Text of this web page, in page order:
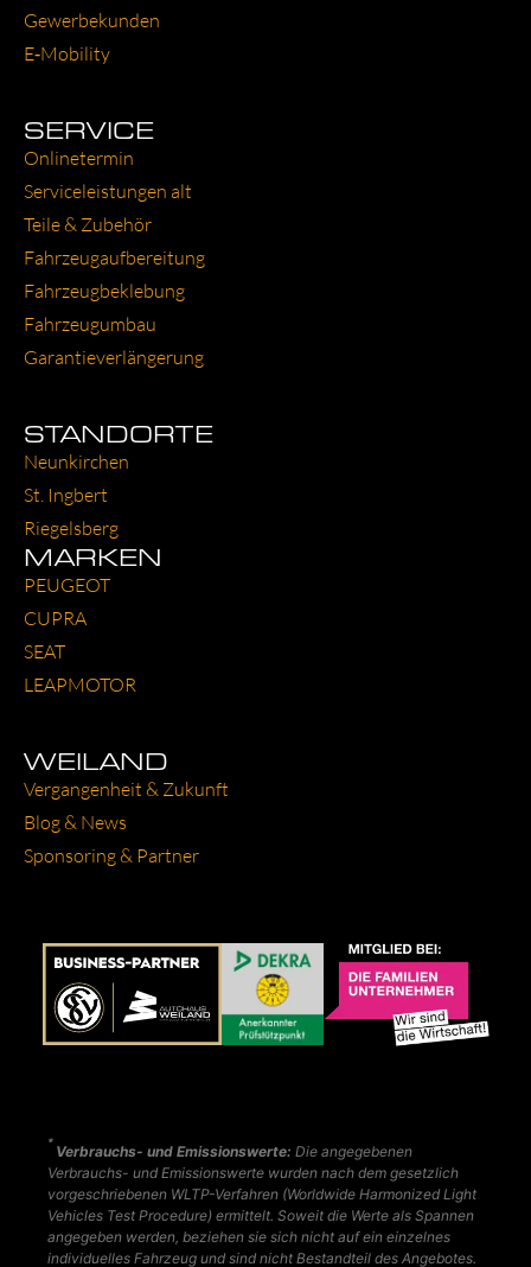
Gewer­be­kun­den
E‑Mobility
SERVICE
Online­ter­min
Ser­vice­leis­tun­gen alt
Tei­le & Zube­hör
Fahr­zeug­auf­be­rei­tung
Fahr­zeug­be­kle­bung
Fahr­zeug­um­bau
Garantie­verlängerung
STANDORTE
Neun­kir­chen
St. Ing­bert
Rie­gels­berg
MARKEN
PEU­GEOT
CUP­RA
SEAT
LEAP­MO­TOR
WEILAND
Ver­gan­gen­heit & Zukunft
Blog & News
Spon­so­ring & Part­ner
*
Verbrauchs- und Emissionswerte: Die angegebenen
Verbrauchs- und Emissionswerte wurden nach dem gesetzlich
vorgeschriebenen WLTP-Verfahren (Worldwide Harmonized Light
Vehicles Test Procedure) ermittelt. Soweit die Werte als Spannen
angegeben werden, beziehen sie sich nicht auf ein einzelnes
individuelles Fahrzeug und sind nicht Bestandteil des Angebotes.